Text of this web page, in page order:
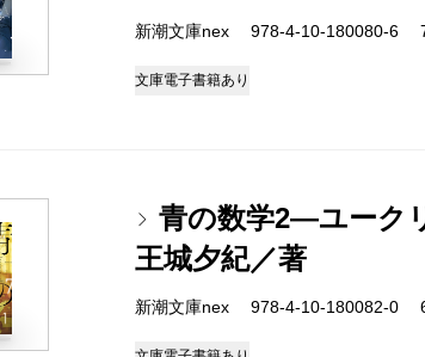
新潮文庫nex 978-4-10-180080-6
文庫電子書籍あり
青の数学2―ユーク
王城夕紀／著
新潮文庫nex 978-4-10-180082-0